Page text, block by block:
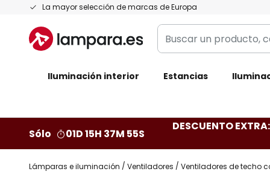
La mayor selección de marcas de Europa
Ir
contenido
Buscar
un
categoría,
Iluminación interior Estancias
Sólo 01D 15H 37M 54S
DESCUENTO
Lámparas e iluminación Ventiladores Ventiladores de techo